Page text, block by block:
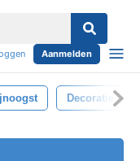
Aanmelden
Decoratie